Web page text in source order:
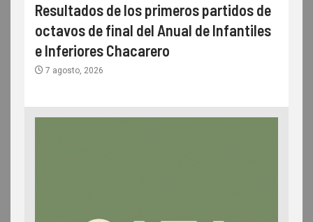
Resultados de los primeros partidos de
octavos de final del Anual de Infantiles
e Inferiores Chacarero
7 agosto, 2026